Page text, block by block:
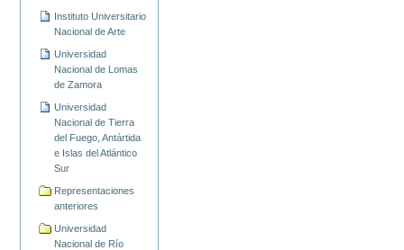
Instituto Universitario
Nacional de Arte
Universidad
Nacional de Lomas
de Zamora
Universidad
Nacional de Tierra
del Fuego, Antártida
e Islas del Atlántico
Sur
Representaciones
anteriores
Universidad
Nacional de Río